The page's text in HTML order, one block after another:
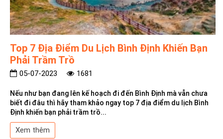
Top 7 Địa Điểm Du Lịch Bình Định Khiến Bạn
Phải Trầm Trồ
05-07-2023 1681
Nếu như bạn đang lên kế hoạch đi đến Bình Định mà vẫn chưa
biết đi đâu thì hãy tham khảo ngay top 7 địa điểm du lịch Bình
Định khiến bạn phải trầm trồ...
Xem thêm